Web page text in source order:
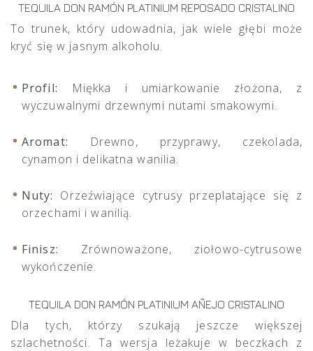
TEQUILA DON RAMÓN PLATINIUM REPOSADO CRISTALINO
To trunek, który udowadnia, jak wiele głębi może
kryć się w jasnym alkoholu.
Profil:
Miękka i umiarkowanie złożona, z
wyczuwalnymi drzewnymi nutami smakowymi.
Aromat: Drewno, przyprawy, czekolada,
cynamon i delikatna wanilia.
Nuty: Orzeźwiające cytrusy przeplatające się z
orzechami i wanilią.
Finisz: Zrównoważone, ziołowo-cytrusowe
wykończenie.
TEQUILA DON RAMÓN PLATINIUM AÑEJO CRISTALINO
Dla tych, którzy szukają jeszcze większej
szlachetności. Ta wersja leżakuje w beczkach z